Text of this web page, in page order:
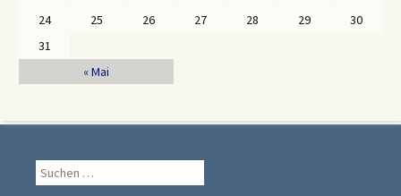
« Mai
24
25 26 27 28 29
30
31
Suche
nach: